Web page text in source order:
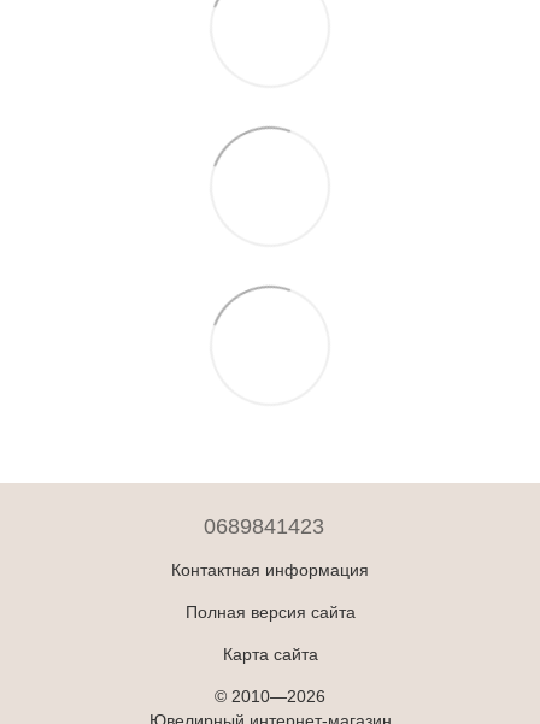
0689841423
Контактная информация
Полная версия сайта
Карта сайта
© 2010—2026
Ювелирный интернет-магазин